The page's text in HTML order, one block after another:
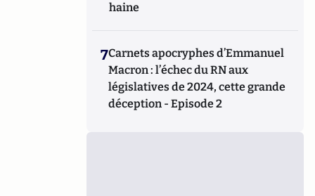
haine
7Carnets apocryphes d’Emmanuel
Macron : l’échec du RN aux
législatives de 2024, cette grande
déception - Episode 2